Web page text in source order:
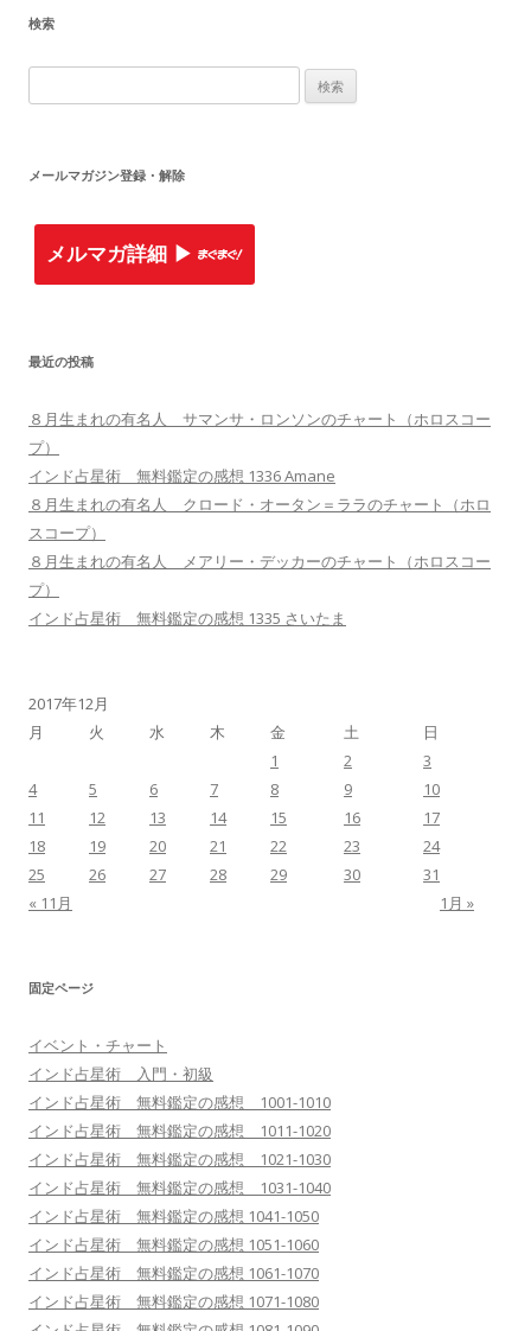
検索
索
メールマガジン登録・解除
メルマガ詳細 ▶︎
最近の投稿
８月生まれの有名人 サマンサ・ロンソンのチャート（ホロスコー
プ）
インド占星術 無料鑑定の感想 1336 Amane
８月生まれの有名人 クロード・オータン＝ララのチャート（ホロ
スコープ）
８月生まれの有名人 メアリー・デッカーのチャート（ホロスコー
プ）
インド占星術 無料鑑定の感想 1335 さいたま
2017年12月
月
火 水 木 金 土 日
« 11月 1月 »
1 2
3
4
5 6 7 8 9
10
11
12 13 14 15 16
17
18
19 20 21 22 23
24
25
26 27 28 29 30 31
固定ページ
イベント・チャート
インド占星術 入門・初級
インド占星術 無料鑑定の感想 1001-1010
インド占星術 無料鑑定の感想 1011-1020
インド占星術 無料鑑定の感想 1021-1030
インド占星術 無料鑑定の感想 1031-1040
インド占星術 無料鑑定の感想 1041-1050
インド占星術 無料鑑定の感想 1051-1060
インド占星術 無料鑑定の感想 1061-1070
インド占星術 無料鑑定の感想 1071-1080